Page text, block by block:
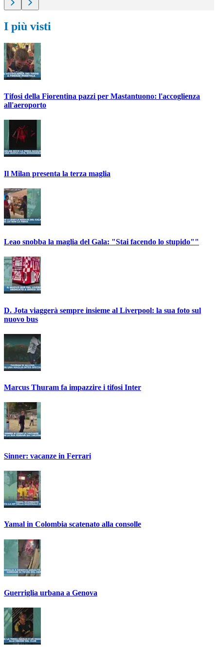
I più visti
Tifosi della Fiorentina pazzi per Mastantuono: l'accoglienza
all'aeroporto
Il Milan presenta la terza maglia
Leao snobba la maglia del Gala: "Stai facendo lo stupido""
D. Jota viaggerà sempre insieme al Liverpool: la sua foto sul
nuovo bus
Marcus Thuram fa impazzire i tifosi Inter
Sinner: vacanze in Ferrari
Yamal in Colombia scatenato alla consolle
Guerriglia urbana a Genova